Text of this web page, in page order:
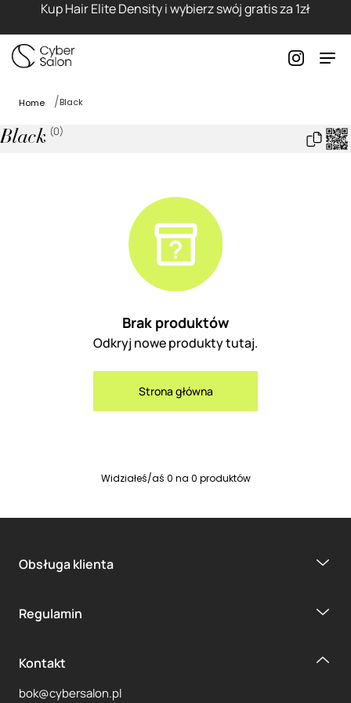
Kup Hair Elite Density i wybierz swój gratis za 1zł
Home Black
Black (0)
Brak produktów
Odkryj nowe produkty tutaj.
Strona główna
Widziałeś/aś 0 na 0 produktów
Obsługa klienta
Regulamin
Kontakt
bok@cybersalon.pl